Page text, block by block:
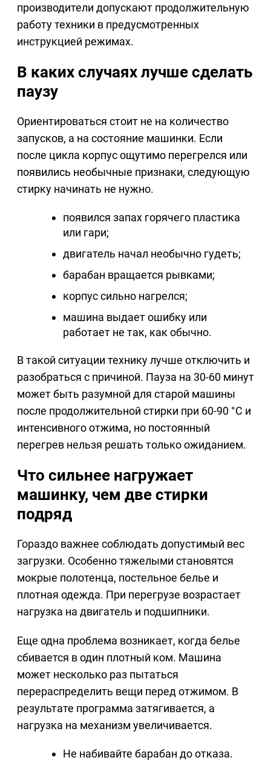
производители допускают продолжительную
работу техники в предусмотренных
инструкцией режимах.
В каких случаях лучше сделать
паузу
Ориентироваться стоит не на количество
запусков, а на состояние машинки. Если
после цикла корпус ощутимо перегрелся или
появились необычные признаки, следующую
стирку начинать не нужно.
появился запах горячего пластика
или гари;
двигатель начал необычно гудеть;
барабан вращается рывками;
корпус сильно нагрелся;
машина выдает ошибку или
работает не так, как обычно.
В такой ситуации технику лучше отключить и
разобраться с причиной. Пауза на 30-60 минут
может быть разумной для старой машины
после продолжительной стирки при 60-90 °C и
интенсивного отжима, но постоянный
перегрев нельзя решать только ожиданием.
Что сильнее нагружает
машинку, чем две стирки
подряд
Гораздо важнее соблюдать допустимый вес
загрузки. Особенно тяжелыми становятся
мокрые полотенца, постельное белье и
плотная одежда. При перегрузе возрастает
нагрузка на двигатель и подшипники.
Еще одна проблема возникает, когда белье
сбивается в один плотный ком. Машина
может несколько раз пытаться
перераспределить вещи перед отжимом. В
результате программа затягивается, а
нагрузка на механизм увеличивается.
Не набивайте барабан до отказа.